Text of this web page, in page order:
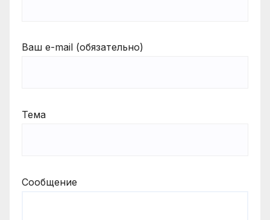
Ваш e-mail (обязательно)
Тема
Сообщение